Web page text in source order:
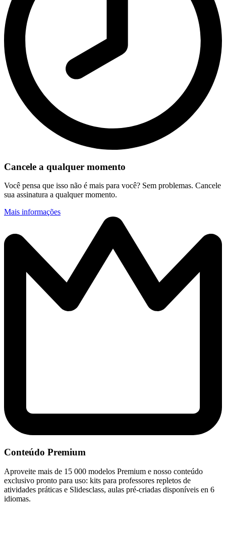
Cancele a qualquer momento
Você pensa que isso não é mais para você? Sem problemas. Cancele
sua assinatura a qualquer momento.
Mais informações
Conteúdo Premium
Aproveite mais de 15 000 modelos Premium e nosso conteúdo
exclusivo pronto para uso: kits para professores repletos de
atividades práticas e Slidesclass, aulas pré-criadas disponíveis en 6
idiomas.